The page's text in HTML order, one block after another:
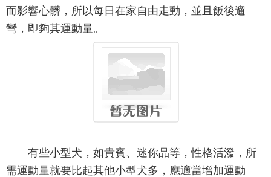
而影響心髒，所以每日在家自由走動，並且飯後遛
彎，即夠其運動量。
有些小型犬，如貴賓、迷你品等，性格活潑，所
需運動量就要比起其他小型犬多，應適當增加運動